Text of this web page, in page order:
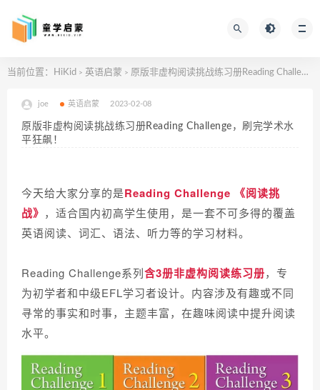
当前位置： HiKid > 英语启蒙 > 原版非虚构阅读挑战练习册Reading Challenge，刷完学术水平狂飙！
joe 英语启蒙 2023-02-08
原版非虚构阅读挑战练习册Reading Challenge，刷完学术水
平狂飙！
今天给大家分享的是Reading Challenge 《阅读挑
战》 ，适合国内初高学生使用，是一套不可多得的覆盖
英语阅读、词汇、语法、听力等的学习材料。
Reading Challenge系列含3册非虚构阅读练习册，专
为初学者和中级EFL学习者设计。内容涉及有趣或不同
寻常的事实和时事，主题丰富，在趣味阅读中提升阅读
水平。